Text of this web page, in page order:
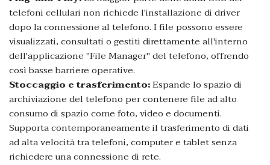
telefoni cellulari non richiede l'installazione di driver
dopo la connessione al telefono. I file possono essere
visualizzati, consultati o gestiti direttamente all'interno
dell'applicazione "File Manager" del telefono, offrendo
così basse barriere operative.
Stoccaggio e trasferimento:Espande lo spazio di
archiviazione del telefono per contenere file ad alto
consumo di spazio come foto, video e documenti.
Supporta contemporaneamente il trasferimento di dati
ad alta velocità tra telefoni, computer e tablet senza
richiedere una connessione di rete.